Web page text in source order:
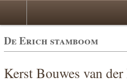
De Erich stamboom
Kerst Bouwes van